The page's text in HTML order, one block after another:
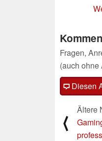
Fragen,
(auch
Diesen
⟨
Ältere